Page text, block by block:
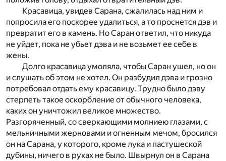
Красавица, увидев Сарана, сжалилась над ним и
попросила его поскорее удалиться, а то проснется дэв и
превратит его в камень. Но Саран ответил, что никуда
не уйдет, пока не убьет дэва и не возьмет ее себе в
жены.
Долго красавица умоляла, чтобы Саран ушел, но он
и слушать об этом не хотел. Он разбудил дэва и грозно
потребовал отдать ему красавицу. Трудно было дэву
стерпеть такое оскорбление от обычного человека,
каких он уничтожил великое множество.
Разгоряченный, со сверкающими молниею глазами, с
мельничными жерновами и огненным мечом, бросился
он на Сарана, у которого, кроме лука и пастушеской
дубины, ничего в руках не было. Швырнул он в Сарана